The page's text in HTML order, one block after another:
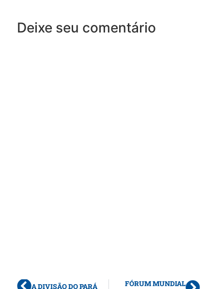
Deixe seu comentário
A DIVISÃO DO PARÁ
FÓRUM MUNDIAL